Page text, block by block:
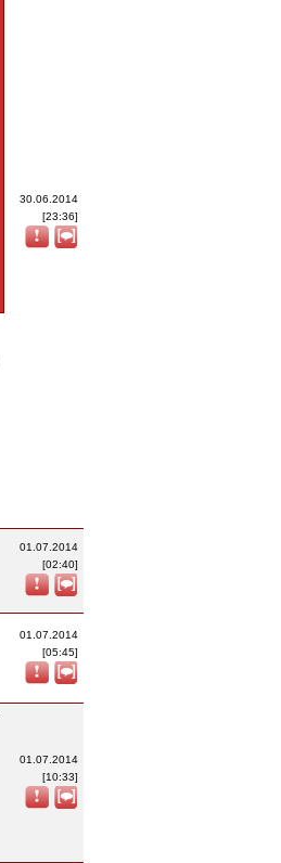
30.06.2014
[23:36]
01.07.2014
[02:40]
01.07.2014
[05:45]
01.07.2014
[10:33]